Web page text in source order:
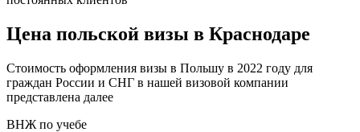
Цена польской визы в Краснодаре
Стоимость оформления визы в Польшу в 2022 году для
граждан России и СНГ в нашей визовой компании
представлена далее
ВНЖ по учебе